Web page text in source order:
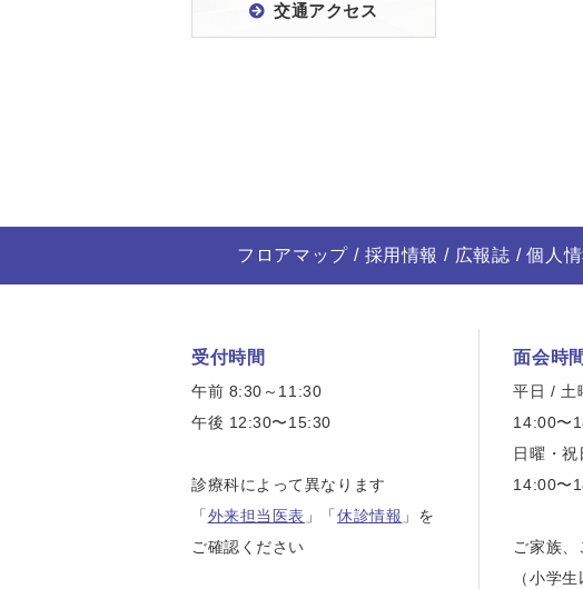
交通アクセス
フロアマップ 採用情報 広報誌 個人
受付時間
午前 8:30～11:30
午後 12:30〜15:30
診療科によって異なります
「外来担当医表 」「休診情報 」を
ご確認ください
面会時間
平日 / 土
14:00〜
日曜・祝
14:00〜
ご家族、
（小学